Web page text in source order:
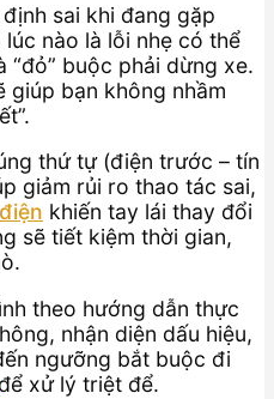
sai khi đang gặp
nào là lỗi nhẹ có thể
“đỏ” buộc phải dừng xe.
giúp bạn không nhầm
thứ tự (điện trước – tín
giảm rủi ro thao tác sai,
khiến tay lái thay đổi
sẽ tiết kiệm thời gian,
theo hướng dẫn thực
nhận diện dấu hiệu,
ngưỡng bắt buộc đi
để xử lý triệt để.